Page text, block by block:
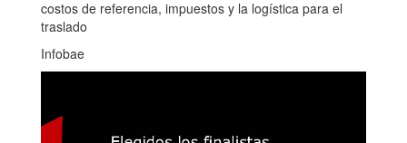
costos de referencia, impuestos y la logística para el
traslado
Infobae